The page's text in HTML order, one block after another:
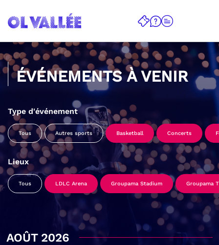
ÉVÉNEMENTS À VENIR
Type d'événement
Tous Autres sports Basketball Concerts
Lieux
Tous LDLC Arena Groupama Stadium Groupama
AOÛT 2026